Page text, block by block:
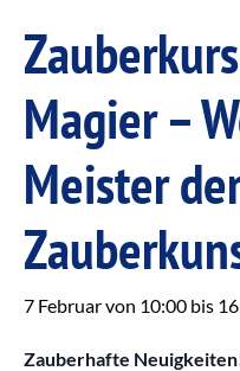
Magier –
Meister
7 Februar von 10:00 bis
Zauberhafte